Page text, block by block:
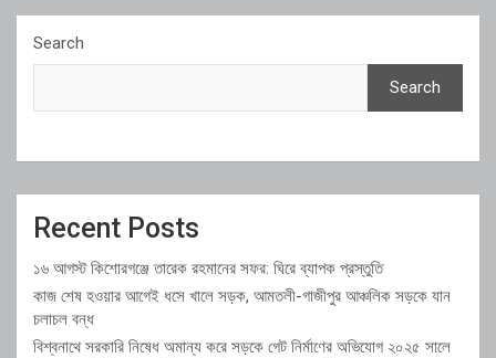
Search
Search
Recent Posts
১৬ আগস্ট কিশোরগঞ্জে তারেক রহমানের সফর: ঘিরে ব্যাপক প্রস্তুতি
কাজ শেষ হওয়ার আগেই ধসে খালে সড়ক, আমতলী-গাজীপুর আঞ্চলিক সড়কে যান
চলাচল বন্ধ
বিশ্বনাথে সরকারি নিষেধ অমান্য করে সড়কে গেট নির্মাণের অভিযোগ ২০২৫ সালে